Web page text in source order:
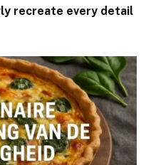
recreate every detail